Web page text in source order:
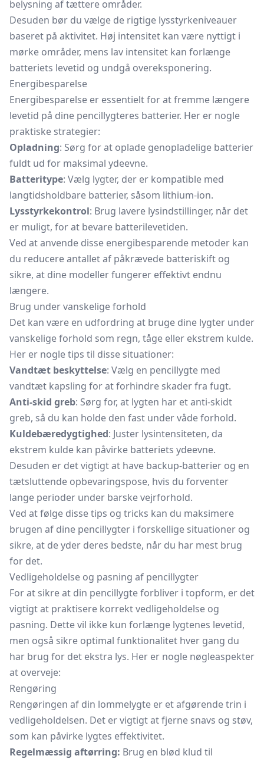
belysning af tættere områder.
Desuden bør du vælge de rigtige lysstyrkeniveauer
baseret på aktivitet. Høj intensitet kan være nyttigt i
mørke områder, mens lav intensitet kan forlænge
batteriets levetid og undgå overeksponering.
Energibesparelse
Energibesparelse er essentielt for at fremme længere
levetid på dine pencillygteres batterier. Her er nogle
praktiske strategier:
Opladning: Sørg for at oplade genopladelige batterier
fuldt ud for maksimal ydeevne.
Batteritype: Vælg lygter, der er kompatible med
langtidsholdbare batterier, såsom lithium-ion.
Lysstyrkekontrol: Brug lavere lysindstillinger, når det
er muligt, for at bevare batterilevetiden.
Ved at anvende disse energibesparende metoder kan
du reducere antallet af påkrævede batteriskift og
sikre, at dine modeller fungerer effektivt endnu
længere.
Brug under vanskelige forhold
Det kan være en udfordring at bruge dine lygter under
vanskelige forhold som regn, tåge eller ekstrem kulde.
Her er nogle tips til disse situationer:
Vandtæt beskyttelse: Vælg en pencillygte med
vandtæt kapsling for at forhindre skader fra fugt.
Anti-skid greb: Sørg for, at lygten har et anti-skidt
greb, så du kan holde den fast under våde forhold.
Kuldebæredygtighed: Juster lysintensiteten, da
ekstrem kulde kan påvirke batteriets ydeevne.
Desuden er det vigtigt at have backup-batterier og en
tætsluttende opbevaringspose, hvis du forventer
lange perioder under barske vejrforhold.
Ved at følge disse tips og tricks kan du maksimere
brugen af dine pencillygter i forskellige situationer og
sikre, at de yder deres bedste, når du har mest brug
for det.
Vedligeholdelse og pasning af pencillygter
For at sikre at din pencillygte forbliver i topform, er det
vigtigt at praktisere korrekt vedligeholdelse og
pasning. Dette vil ikke kun forlænge lygtenes levetid,
men også sikre optimal funktionalitet hver gang du
har brug for det ekstra lys. Her er nogle nøgleaspekter
at overveje:
Rengøring
Rengøringen af din lommelygte er et afgørende trin i
vedligeholdelsen. Det er vigtigt at fjerne snavs og støv,
som kan påvirke lygtes effektivitet.
Regelmæssig aftørring: Brug en blød klud til